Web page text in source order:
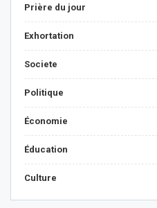
Prière du jour
Exhortation
Societe
Politique
Économie
Éducation
Culture